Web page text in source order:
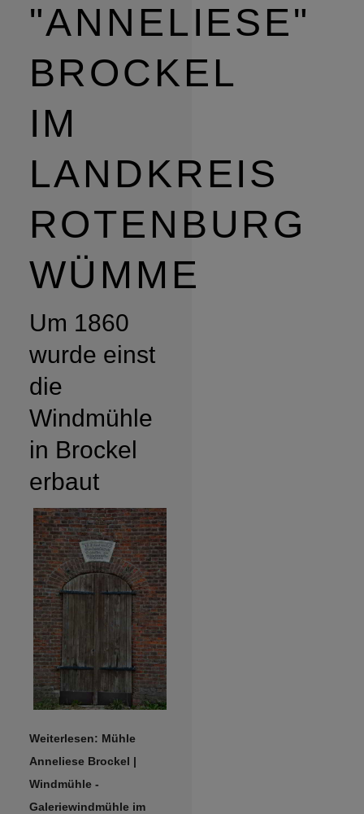
"ANNELIESE"
BROCKEL
IM
LANDKREIS
ROTENBURG
WÜMME
Um 1860
wurde einst
die
Windmühle
in Brockel
erbaut
Weiterlesen: Mühle
Anneliese Brockel |
Windmühle -
Galeriewindmühle im